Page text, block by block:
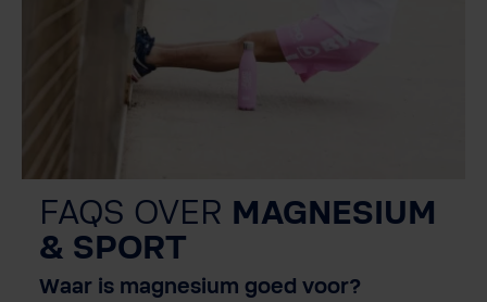
FAQS OVER MAGNESIUM
& SPORT
Waar is magnesium goed voor?